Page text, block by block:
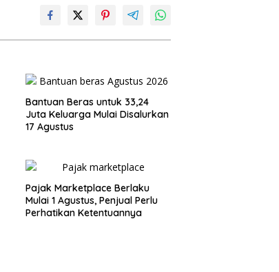
Bantuan Beras untuk 33,24
Juta Keluarga Mulai Disalurkan
17 Agustus
Pajak Marketplace Berlaku
Mulai 1 Agustus, Penjual Perlu
Perhatikan Ketentuannya